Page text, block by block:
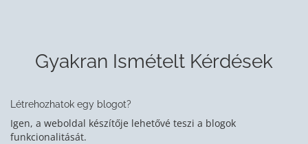
Gyakran Ismételt Kérdések
Létrehozhatok egy blogot?
Igen, a weboldal készítője lehetővé teszi a blogok
funkcionalitását.